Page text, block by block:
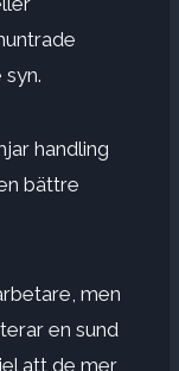
handling
bättre
men
en sund
att de mer